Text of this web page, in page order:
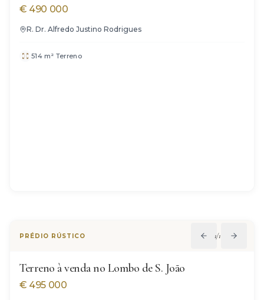
€ 490 000
R. Dr. Alfredo Justino Rodrigues
514 m² Terreno
PRÉDIO RÚSTICO 1/12
Terreno à venda no Lombo de S. João
€ 495 000